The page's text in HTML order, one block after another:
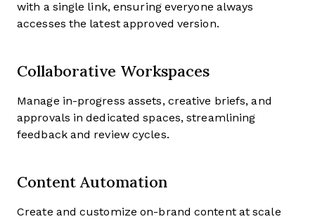
with a single link, ensuring everyone always
accesses the latest approved version.
Collaborative Workspaces
Manage in-progress assets, creative briefs, and
approvals in dedicated spaces, streamlining
feedback and review cycles.
Content Automation
Create and customize on-brand content at scale